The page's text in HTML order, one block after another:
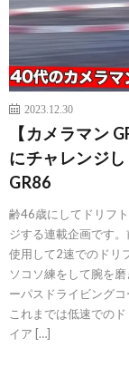
2023.12.30
【カメラマン
にチャレンジ
GR86
齢46歳にしてドリフ
ジする連載企画です
使用して2速でのドリ
ソコソ練をして腕を
ーパスドライビング
これまでは低速での
イア […]